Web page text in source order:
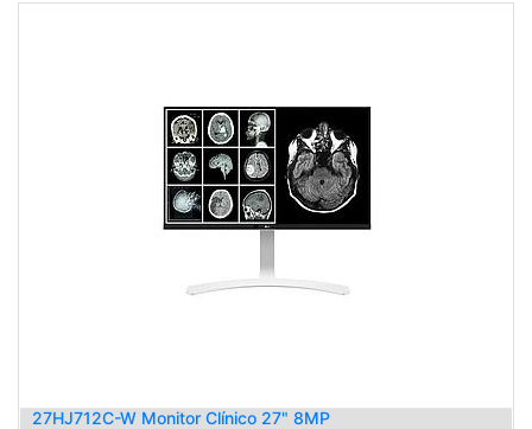
27HJ712C-W Monitor Clínico 27" 8MP